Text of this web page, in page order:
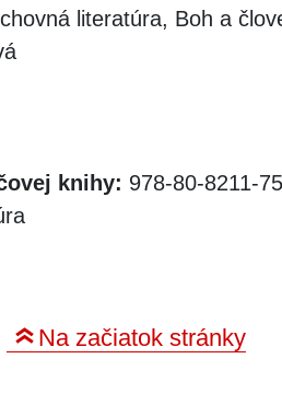
literatúra, Boh a
knihy: 978-80-8211-
Na začiatok stránky